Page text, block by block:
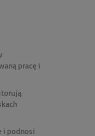
pracę i
i podnosi